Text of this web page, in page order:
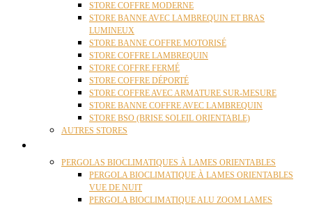
STORE COFFRE MODERNE
STORE BANNE AVEC LAMBREQUIN ET BRAS
LUMINEUX
STORE BANNE COFFRE MOTORISÉ
STORE COFFRE LAMBREQUIN
STORE COFFRE FERMÉ
STORE COFFRE DÉPORTÉ
STORE COFFRE AVEC ARMATURE SUR-MESURE
STORE BANNE COFFRE AVEC LAMBREQUIN
STORE BSO (BRISE SOLEIL ORIENTABLE)
AUTRES STORES
PERGOLAS BIOCLIMATIQUES À LAMES ORIENTABLES
PERGOLA BIOCLIMATIQUE À LAMES ORIENTABLES
VUE DE NUIT
PERGOLA BIOCLIMATIQUE ALU ZOOM LAMES